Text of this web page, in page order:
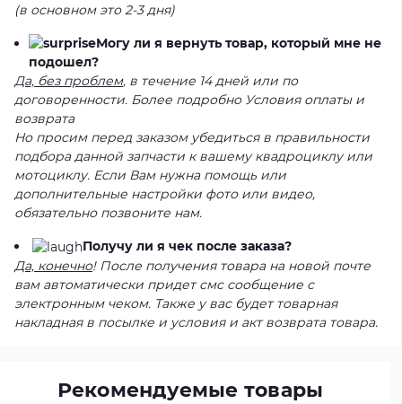
(в основном это 2-3 дня)
Могу ли я вернуть товар, который мне не
подошел?
Да, без проблем, в течение 14 дней или по
договоренности. Более подробно Условия оплаты и
возврата
Но просим перед заказом убедиться в правильности
подбора данной запчасти к вашему квадроциклу или
мотоциклу. Если Вам нужна помощь или
дополнительные настройки фото или видео,
обязательно позвоните нам.
Получу ли я чек после заказа?
Да, конечно! После получения товара на новой почте
вам автоматически придет смс сообщение с
электронным чеком. Также у вас будет товарная
накладная в посылке и условия и акт возврата товара.
Рекомендуемые товары